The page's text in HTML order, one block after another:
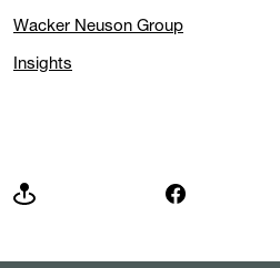
Wacker Neuson Group
Insights